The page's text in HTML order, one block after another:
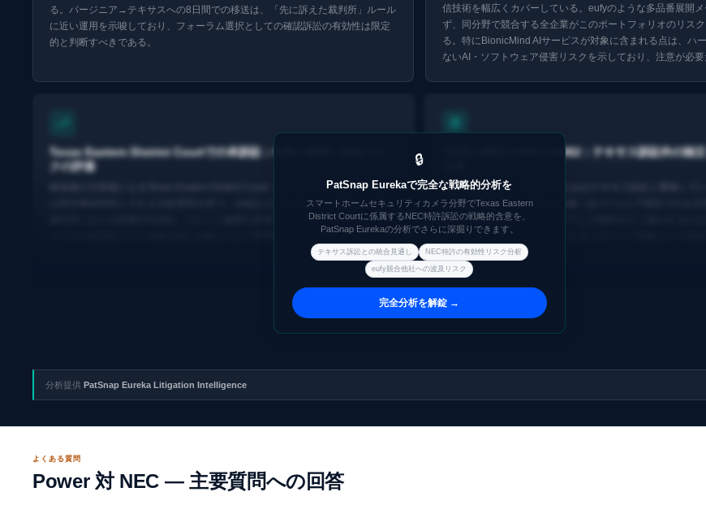
る。バージニア→テキサスへの8日間での移送は、「先に訴えた裁判所」ルール
に近い運用を示唆しており、フォーラム選択としての確認訴訟の有効性は限定
的と判断すべきである。
信技術を幅広くカバーしている。eufyのような多品番展開
ず、同分野で競合する全企業がこのポートフォリオのリス
る。特にBionicMind AIサービスが対象に含まれる点は、ハ
ないAI・ソフトウェア侵害リスクを示しており、注意が必要
Texas Eastern District Courtでの本訴訟：今後の展開と訴訟リス
クの評価
移送後の主戦場となるTexas Eastern District Court（No. 2:24-cv-00720-JRG）
は特許権者有利とされる法廷環境を持つ。eufyおよび同分野の競合他社は、同
裁判所における陪審評決傾向、クレーム解釈の先例、及びNECの特許ポートフ
ォリオの有効性リスクを総合的に分析した上で事業戦略を再評価すべきであ
7件目の特許US9953240B2：テキサス訴訟外の独
Verdictによれば、7件中6件のみがテキサス訴訟と重複して
記録上はUS9953240B2が候補）はバージニア訴訟でのみ主
ある。移送後の統合手続の中でこの特許がどう扱われるかは
許侵害リスク管理上の独立したモニタリング対象として追跡
🔒
PatSnap Eurekaで完全な戦略的分析を
スマートホームセキュリティカメラ分野でTexas Eastern
District Courtに係属するNEC特許訴訟の戦略的含意を、
PatSnap Eurekaの分析でさらに深掘りできます。
テキサス訴訟との統合見通し NEC特許の有効性リスク分析
eufy競合他社への波及リスク
完全分析を解錠 →
分析提供 PatSnap Eureka Litigation Intelligence
よくある質問
Power 対 NEC — 主要質問への回答